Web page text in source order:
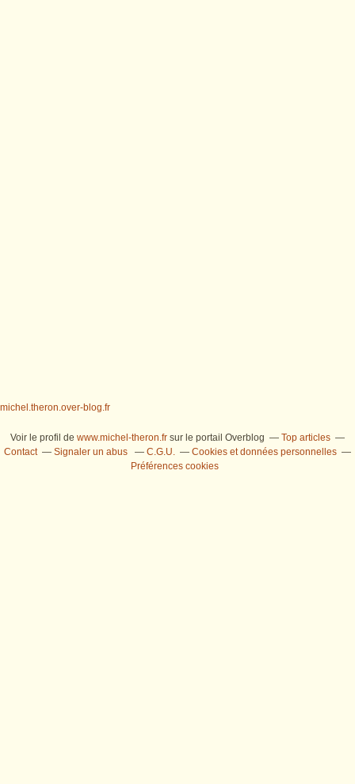
michel.theron.over-blog.fr
Voir le profil de www.michel-theron.fr sur le portail Overblog
Top articles
Contact
Signaler un abus C.G.U.
Cookies et données personnelles
Préférences cookies